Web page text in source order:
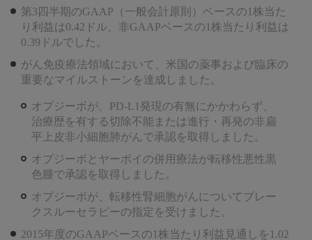
第3四半期のGAAP（一般会計原則）ベースの1株当た
り利益は0.42ドル、非GAAPベースの1株当たり利益は
0.39ドルでした。
がん免疫療法領域において、米国の薬事および臨床の
重要なマイルストーンを達成しました。
オプジーボが、PD-L1発現の有無にかかわらず、
治療歴を有する切除不能または進行・再発の非扁
平上皮非小細胞肺がんで承認を取得しました。
オプジーボとヤーボイの併用療法が転移性悪性黒
色腫で承認を取得しました。
オプジーボが、転移性腎細胞がんについてブレー
クスルーセラピーの指定を受けました。
2015年度のGAAPベースの1株当たり利益見通しを1.02